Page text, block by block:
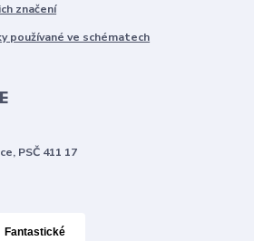
značení
používané ve schématech
PSČ 411 17